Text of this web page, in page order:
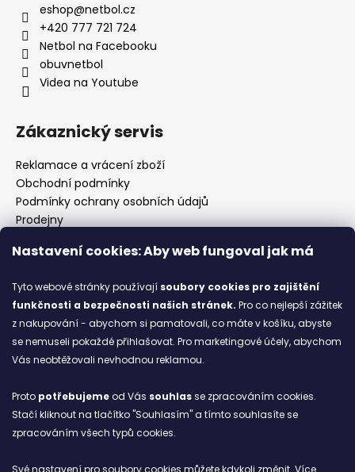
Nastavení cookies: Aby web fungoval jak má
Tyto webové stránky používají soubory cookies pro zajištění
funkčnosti a bezpečnosti našich stránek. Pro co nejlepší zážitek
z nakupování - abychom si pamatovali, co máte v košíku, abyste
se nemuseli pokaždé přihlašovat. Pro marketingové účely, abychom
Vás neobtěžovali nevhodnou reklamou.
Proto potřebujemeod Vás souhlasse zpracováním cookies.
Stačí kliknout na tlačítko "Souhlasím" a tímto souhlasíte se
zpracováním všech typů cookies.
Své nastavení pro soubory cookies můžete kdykoli změnit. Více
eshop@netbol.cz
+420 777 721 724
Netbol na Facebooku
obuvnetbol
Videa na Youtube
Zákaznický servis
Reklamace a vrácení zboží
Obchodní podmínky
Podmínky ochrany osobních údajů
Prodejny
Značky
Blog
Ze starých bot staronové
ARCHIV